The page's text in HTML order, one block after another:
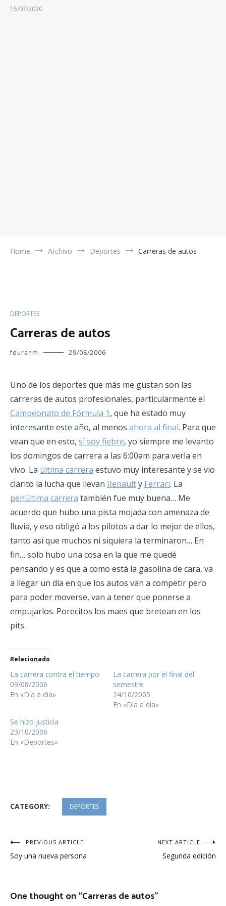
15/07/2020
Home Archivo Deportes Carreras de autos
DEPORTES
Carreras de autos
fduranm 29/08/2006
Uno de los deportes que más me gustan son las
carreras de autos profesionales, particularmente el
Campeonato de Fórmula 1, que ha estado muy
interesante este año, al menos ahora al final. Para que
vean que en esto, sí soy fiebre, yo siempre me levanto
los domingos de carrera a las 6:00am para verla en
vivo. La última carrera estuvo muy interesante y se vio
clarito la lucha que llevan Renaulty Ferrari. La
penúltima carrera también fue muy buena… Me
acuerdo que hubo una pista mojada con amenaza de
lluvia, y eso obligó a los pilotos a dar lo mejor de ellos,
tanto así que muchos ni siquiera la terminaron… En
fin… solo hubo una cosa en la que me quedé
pensando y es que a como está la gasolina de cara, va
a llegar un día en que los autos van a competir pero
para poder moverse, van a tener que ponerse a
empujarlos. Porecitos los maes que bretean en los
pits.
Relacionado
La carrera contra el tiempo
09/08/2006
En «Día a día»
La carrera por el final del
semestre
24/10/2005
En «Día a día»
Se hizo justicia
23/10/2006
En «Deportes»
CATEGORY: DEPORTES
Navegación
de
PREVIOUS ARTICLE
Soy una nueva persona
NEXT ARTICLE
Segunda edición
One thought on “Carreras de autos”